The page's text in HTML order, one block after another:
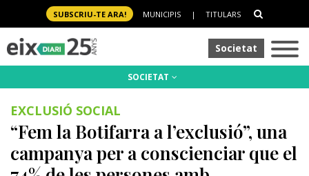
SUBSCRIU-TE ARA! MUNICIPIS | TITULARS
Societat
SOCIETAT
EXCLUSIÓ SOCIAL
“Fem la Botifarra a l’exclusió”, una
campanya per a conscienciar que el